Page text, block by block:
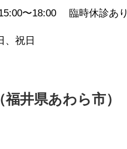
〜18:00 臨時休診あり
、祝日
井県あわら市）